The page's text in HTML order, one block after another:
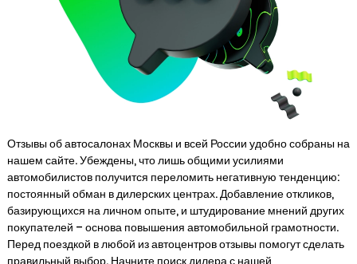
Отзывы об автосалонах Москвы и всей России удобно собраны на
нашем сайте. Убеждены, что лишь общими усилиями
автомобилистов получится переломить негативную тенденцию:
постоянный обман в дилерских центрах. Добавление откликов,
базирующихся на личном опыте, и штудирование мнений других
покупателей – основа повышения автомобильной грамотности.
Перед поездкой в любой из автоцентров отзывы помогут сделать
правильный выбор. Начните поиск дилера с нашей